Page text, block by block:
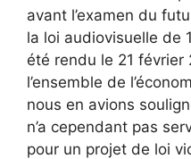
avant l’examen du
la loi audiovisuelle de
été rendu le 21
l’ensemble de
nous en avions
n’a cependant pas
pour un projet de loi